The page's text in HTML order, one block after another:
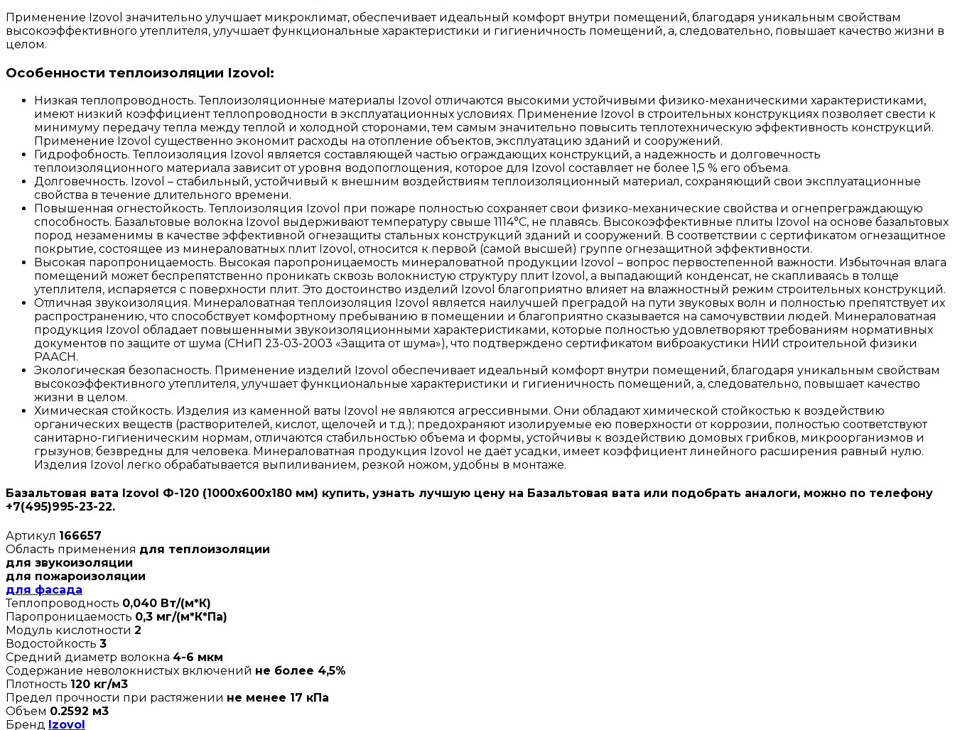
Применение Izovol значительно улучшает микроклимат, обеспечивает идеальный комфорт внутри помещений, благодаря уникальным свойствам
высокоэффективного утеплителя, улучшает функциональные характеристики и гигиеничность помещений, а, следовательно, повышает качество жизни в
целом.
Особенности теплоизоляции Izovol:
Низкая теплопроводность. Теплоизоляционные материалы Izovol отличаются высокими устойчивыми физико-механическими характеристиками,
имеют низкий коэффициент теплопроводности в эксплуатационных условиях. Применение Izovol в строительных конструкциях позволяет свести к
минимуму передачу тепла между теплой и холодной сторонами, тем самым значительно повысить теплотехническую эффективность конструкций.
Применение Izovol существенно экономит расходы на отопление объектов, эксплуатацию зданий и сооружений.
Гидрофобность. Теплоизоляция Izovol является составляющей частью ограждающих конструкций, а надежность и долговечность
теплоизоляционного материала зависит от уровня водопоглощения, которое для Izovol составляет не более 1,5 % его объема.
Долговечность. Izovol – стабильный, устойчивый к внешним воздействиям теплоизоляционный материал, сохраняющий свои эксплуатационные
свойства в течение длительного времени.
Повышенная огнестойкость. Теплоизоляция Izovol при пожаре полностью сохраняет свои физико-механические свойства и огнепреграждающую
способность. Базальтовые волокна Izovol выдерживают температуру свыше 1114°С, не плавясь. Высокоэффективные плиты Izovol на основе базальтовых
пород незаменимы в качестве эффективной огнезащиты стальных конструкций зданий и сооружений. В соответствии с сертификатом огнезащитное
покрытие, состоящее из минераловатных плит Izovol, относится к первой (самой высшей) группе огнезащитной эффективности.
Высокая паропроницаемость. Высокая паропроницаемость минераловатной продукции Izovol – вопрос первостепенной важности. Избыточная влага
помещений может беспрепятственно проникать сквозь волокнистую структуру плит Izovol, а выпадающий конденсат, не скапливаясь в толще
утеплителя, испаряется с поверхности плит. Это достоинство изделий Izovol благоприятно влияет на влажностный режим строительных конструкций.
Отличная звукоизоляция. Минераловатная теплоизоляция Izovol является наилучшей преградой на пути звуковых волн и полностью препятствует их
распространению, что способствует комфортному пребыванию в помещении и благоприятно сказывается на самочувствии людей. Минераловатная
продукция Izovol обладает повышенными звукоизоляционными характеристиками, которые полностью удовлетворяют требованиям нормативных
документов по защите от шума (СНиП 23-03-2003 «Защита от шума»), что подтверждено сертификатом виброакустики НИИ строительной физики
РААСН.
Экологическая безопасность. Применение изделий Izovol обеспечивает идеальный комфорт внутри помещений, благодаря уникальным свойствам
высокоэффективного утеплителя, улучшает функциональные характеристики и гигиеничность помещений, а, следовательно, повышает качество
жизни в целом.
Химическая стойкость. Изделия из каменной ваты Izovol не являются агрессивными. Они обладают химической стойкостью к воздействию
органических веществ (растворителей, кислот, щелочей и т.д.); предохраняют изолируемые ею поверхности от коррозии, полностью соответствуют
санитарно-гигиеническим нормам, отличаются стабильностью объема и формы, устойчивы к воздействию домовых грибков, микроорганизмов и
грызунов; безвредны для человека. Минераловатная продукция Izovol не даёт усадки, имеет коэффициент линейного расширения равный нулю.
Изделия Izovol легко обрабатывается выпиливанием, резкой ножом, удобны в монтаже.
Базальтовая вата Izovol Ф-120 (1000х600х180 мм) купить, узнать лучшую цену на Базальтовая вата или подобрать аналоги, можно по телефону
+7(495)995-23-22.
Артикул 166657
Область применения для теплоизоляции
для звукоизоляции
для пожароизоляции
для фасада
Теплопроводность 0,040 Вт/(м*К)
Паропроницаемость 0,3 мг/(м*К*Па)
Модуль кислотности 2
Водостойкость 3
Средний диаметр волокна 4-6 мкм
Содержание неволокнистых включений не более 4,5%
Плотность 120 кг/м3
Предел прочности при растяжении не менее 17 кПа
Объем 0.2592 м3
Бренд Izovol